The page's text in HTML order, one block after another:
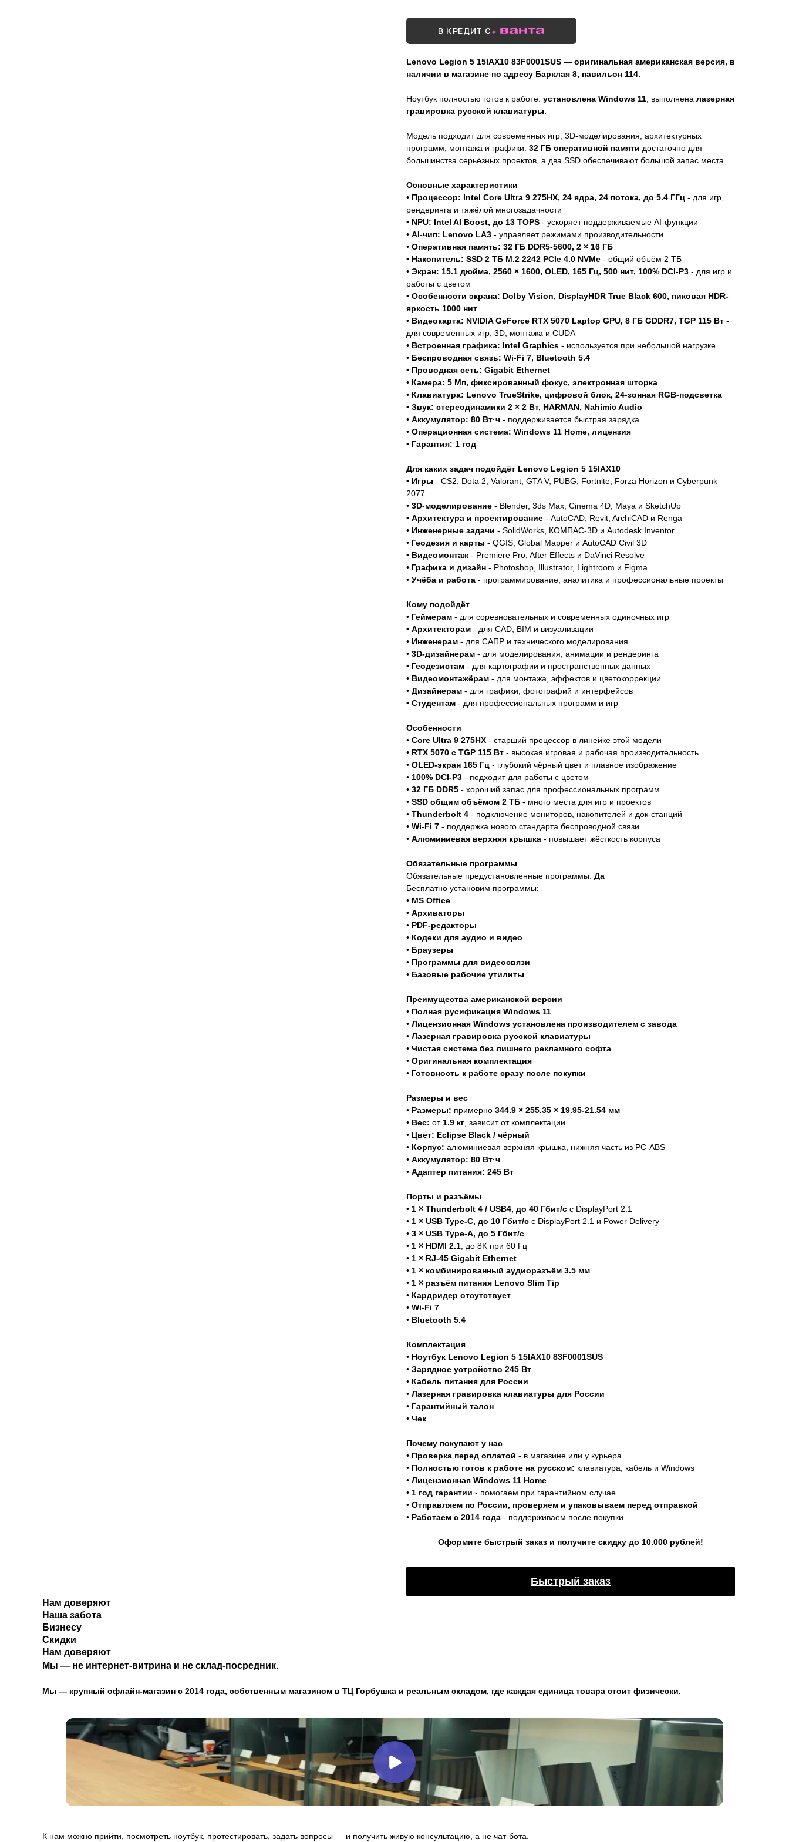
В КРЕДИТ С
Lenovo Legion 5 15IAX10 83F0001SUS — оригинальная американская версия, в
наличии в магазине по адресу Барклая 8, павильон 114.
Ноутбук полностью готов к работе: установлена Windows 11, выполнена лазерная
гравировка русской клавиатуры.
Модель подходит для современных игр, 3D-моделирования, архитектурных
программ, монтажа и графики. 32 ГБ оперативной памяти достаточно для
большинства серьёзных проектов, а два SSD обеспечивают большой запас места.
Основные характеристики
• Процессор: Intel Core Ultra 9 275HX, 24 ядра, 24 потока, до 5.4 ГГц - для игр,
рендеринга и тяжёлой многозадачности
• NPU: Intel AI Boost, до 13 TOPS - ускоряет поддерживаемые AI-функции
• AI-чип: Lenovo LA3 - управляет режимами производительности
• Оперативная память: 32 ГБ DDR5-5600, 2 × 16 ГБ
• Накопитель: SSD 2 ТБ M.2 2242 PCIe 4.0 NVMe - общий объём 2 ТБ
• Экран: 15.1 дюйма, 2560 × 1600, OLED, 165 Гц, 500 нит, 100% DCI-P3 - для игр и
работы с цветом
• Особенности экрана: Dolby Vision, DisplayHDR True Black 600, пиковая HDR-
яркость 1000 нит
• Видеокарта: NVIDIA GeForce RTX 5070 Laptop GPU, 8 ГБ GDDR7, TGP 115 Вт -
для современных игр, 3D, монтажа и CUDA
• Встроенная графика: Intel Graphics - используется при небольшой нагрузке
• Беспроводная связь: Wi-Fi 7, Bluetooth 5.4
• Проводная сеть: Gigabit Ethernet
• Камера: 5 Мп, фиксированный фокус, электронная шторка
• Клавиатура: Lenovo TrueStrike, цифровой блок, 24-зонная RGB-подсветка
• Звук: стереодинамики 2 × 2 Вт, HARMAN, Nahimic Audio
• Аккумулятор: 80 Вт·ч - поддерживается быстрая зарядка
• Операционная система: Windows 11 Home, лицензия
• Гарантия: 1 год
Для каких задач подойдёт Lenovo Legion 5 15IAX10
• Игры - CS2, Dota 2, Valorant, GTA V, PUBG, Fortnite, Forza Horizon и Cyberpunk
2077
• 3D-моделирование - Blender, 3ds Max, Cinema 4D, Maya и SketchUp
• Архитектура и проектирование - AutoCAD, Revit, ArchiCAD и Renga
• Инженерные задачи - SolidWorks, КОМПАС-3D и Autodesk Inventor
• Геодезия и карты - QGIS, Global Mapper и AutoCAD Civil 3D
• Видеомонтаж - Premiere Pro, After Effects и DaVinci Resolve
• Графика и дизайн - Photoshop, Illustrator, Lightroom и Figma
• Учёба и работа - программирование, аналитика и профессиональные проекты
Кому подойдёт
• Геймерам - для соревновательных и современных одиночных игр
• Архитекторам - для CAD, BIM и визуализации
• Инженерам - для САПР и технического моделирования
• 3D-дизайнерам - для моделирования, анимации и рендеринга
• Геодезистам - для картографии и пространственных данных
• Видеомонтажёрам - для монтажа, эффектов и цветокоррекции
• Дизайнерам - для графики, фотографий и интерфейсов
• Студентам - для профессиональных программ и игр
Особенности
• Core Ultra 9 275HX - старший процессор в линейке этой модели
• RTX 5070 с TGP 115 Вт - высокая игровая и рабочая производительность
• OLED-экран 165 Гц - глубокий чёрный цвет и плавное изображение
• 100% DCI-P3 - подходит для работы с цветом
• 32 ГБ DDR5 - хороший запас для профессиональных программ
• SSD общим объёмом 2 ТБ - много места для игр и проектов
• Thunderbolt 4 - подключение мониторов, накопителей и док-станций
• Wi-Fi 7 - поддержка нового стандарта беспроводной связи
• Алюминиевая верхняя крышка - повышает жёсткость корпуса
Обязательные программы
Обязательные предустановленные программы: Да
Бесплатно установим программы:
• MS Office
• Архиваторы
• PDF-редакторы
• Кодеки для аудио и видео
• Браузеры
• Программы для видеосвязи
• Базовые рабочие утилиты
Преимущества американской версии
• Полная русификация Windows 11
• Лицензионная Windows установлена производителем с завода
• Лазерная гравировка русской клавиатуры
• Чистая система без лишнего рекламного софта
• Оригинальная комплектация
• Готовность к работе сразу после покупки
Размеры и вес
• Размеры: примерно 344.9 × 255.35 × 19.95-21.54 мм
• Вес: от1.9 кг, зависит от комплектации
• Цвет: Eclipse Black / чёрный
• Корпус: алюминиевая верхняя крышка, нижняя часть из PC-ABS
• Аккумулятор: 80 Вт·ч
• Адаптер питания: 245 Вт
Порты и разъёмы
• 1 × Thunderbolt 4 / USB4, до 40 Гбит/с с DisplayPort 2.1
• 1 × USB Type-C, до 10 Гбит/с с DisplayPort 2.1 и Power Delivery
• 3 × USB Type-A, до 5 Гбит/с
• 1 × HDMI 2.1, до 8K при 60 Гц
• 1 × RJ-45 Gigabit Ethernet
• 1 × комбинированный аудиоразъём 3.5 мм
• 1 × разъём питания Lenovo Slim Tip
• Кардридер отсутствует
• Wi-Fi 7
• Bluetooth 5.4
Комплектация
• Ноутбук Lenovo Legion 5 15IAX10 83F0001SUS
• Зарядное устройство 245 Вт
• Кабель питания для России
• Лазерная гравировка клавиатуры для России
• Гарантийный талон
• Чек
Почему покупают у нас
• Проверка перед оплатой - в магазине или у курьера
• Полностью готов к работе на русском: клавиатура, кабель и Windows
• Лицензионная Windows 11 Home
• 1 год гарантии - помогаем при гарантийном случае
• Отправляем по России, проверяем и упаковываем перед отправкой
• Работаем с 2014 года - поддерживаем после покупки
Оформите быстрый заказ и получите скидку до 10.000 рублей!
Быстрый заказ
Нам доверяют
Наша забота
Бизнесу
Скидки
Нам доверяют
Мы — не интернет-витрина и не склад-посредник.
Мы — крупный офлайн-магазин с 2014 года, собственным магазином в ТЦ Горбушка и реальным складом, где каждая единица товара стоит физически.
К нам можно прийти, посмотреть ноутбук, протестировать, задать вопросы — и получить живую консультацию, а не чат-бота.